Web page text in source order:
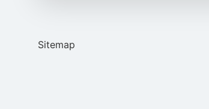
Sitemap